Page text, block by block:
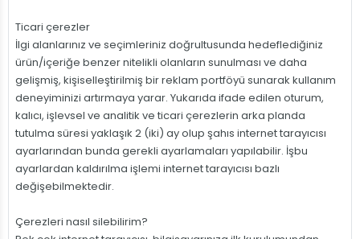
Ticari çerezler
İlgi alanlarınız ve seçimleriniz doğrultusunda hedeflediğiniz
ürün/içeriğe benzer nitelikli olanların sunulması ve daha
gelişmiş, kişiselleştirilmiş bir reklam portföyü sunarak kullanım
deneyiminizi artırmaya yarar. Yukarıda ifade edilen oturum,
kalıcı, işlevsel ve analitik ve ticari çerezlerin arka planda
tutulma süresi yaklaşık 2 (iki) ay olup şahıs internet tarayıcısı
ayarlarından bunda gerekli ayarlamaları yapılabilir. İşbu
ayarlardan kaldırılma işlemi internet tarayıcısı bazlı
değişebilmektedir.
Çerezleri nasıl silebilirim?